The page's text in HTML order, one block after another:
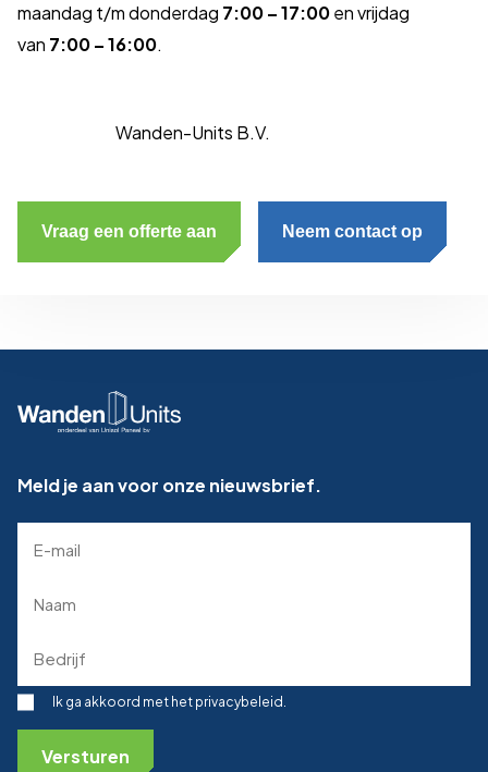
maandag t/m donderdag 7:00 – 17:00en vrijdag
van 7:00 – 16:00.
Wanden-Units B.V.
Vraag een offerte aan Neem contact op
Meld je aan voor onze nieuwsbrief.
mailadres
(Required)
(Required)
Toestemming
Ik ga akkoord met het privacybeleid.